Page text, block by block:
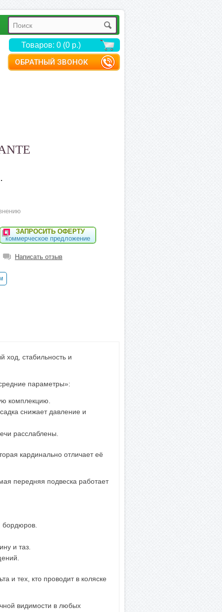
ОБРАТНЫЙ ЗВОНОК
Товаров: 0 (0 р.)
ЗАПРОСИТЬ ОФЕРТУ
коммерческое предложение
Написать отзыв
ход, стабильность и
параметры»:
комплекцию.
снижает давление и
расслаблены.
кардинально отличает её
передняя подвеска работает
бордюров.
и таз.
и тех, кто проводит в коляске
видимости в любых